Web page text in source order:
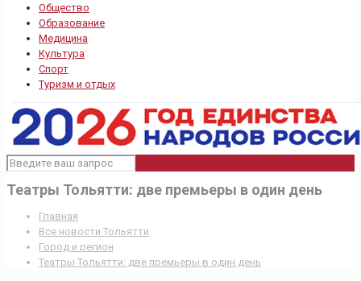
Общество
Образование
Медицина
Культура
Спорт
Туризм и отдых
Театры Тольятти: две премьеры в один день
Главная
Все новости Тольятти
Город и регион
Театры Тольятти: две премьеры в один день